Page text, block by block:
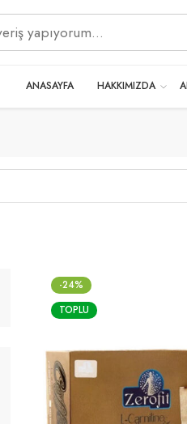
ANASAYFA HAKKIMIZDA
-24%
TOPLU